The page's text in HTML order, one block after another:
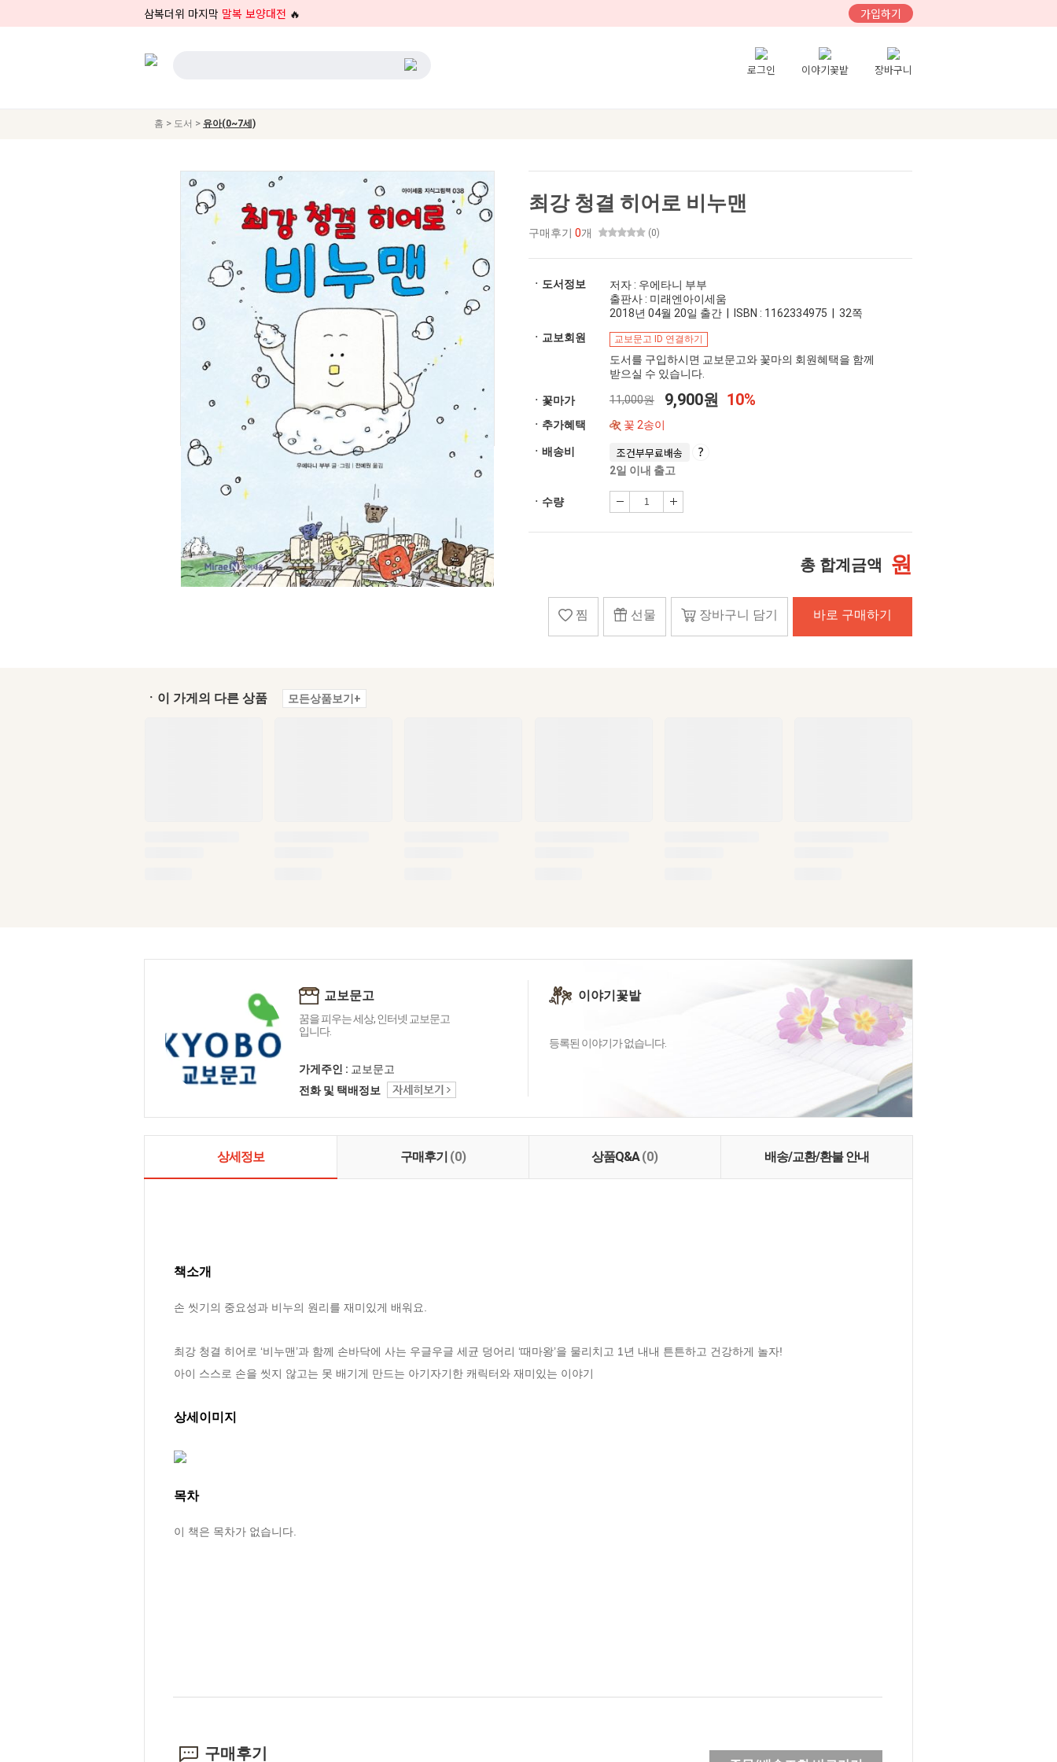
삼복더위 마지막 말복 보양대전 🔥 가입하기
로그인 이야기꽃밭 장바구니
홈 > 도서 > 유아(0~7세)
최강 청결 히어로 비누맨
구매후기 0개 (0)
ㆍ도서정보
저자 : 우에타니 부부
출판사 : 미래엔아이세움
2018년 04월 20일 출간 | ISBN : 1162334975 | 32쪽
ㆍ교보회원
교보문고 ID 연결하기
도서를 구입하시면 교보문고와 꽃마의 회원혜택을 함께
받으실 수 있습니다.
ㆍ꽃마가 11,000원 9,900원 10%
ㆍ추가혜택 꽃 2송이
ㆍ배송비 조건부무료배송
2일 이내 출고
ㆍ수량
총 합계금액 원
찜 선물 장바구니 담기 바로 구매하기
ㆍ이 가게의 다른 상품 모든상품보기+
교보문고
꿈을 피우는 세상, 인터넷 교보문고
입니다.
가게주인 : 교보문고
전화 및 택배정보
이야기꽃밭
등록된 이야기가 없습니다.
상세정보 구매후기 (0) 상품Q&A(0) 배송/교환/환불 안내
책소개
손 씻기의 중요성과 비누의 원리를 재미있게 배워요.
최강 청결 히어로 ‘비누맨’과 함께 손바닥에 사는 우글우글 세균 덩어리 ‘때마왕’을 물리치고 1년 내내 튼튼하고 건강하게 놀자!
아이 스스로 손을 씻지 않고는 못 배기게 만드는 아기자기한 캐릭터와 재미있는 이야기
상세이미지
목차
이 책은 목차가 없습니다.
구매후기